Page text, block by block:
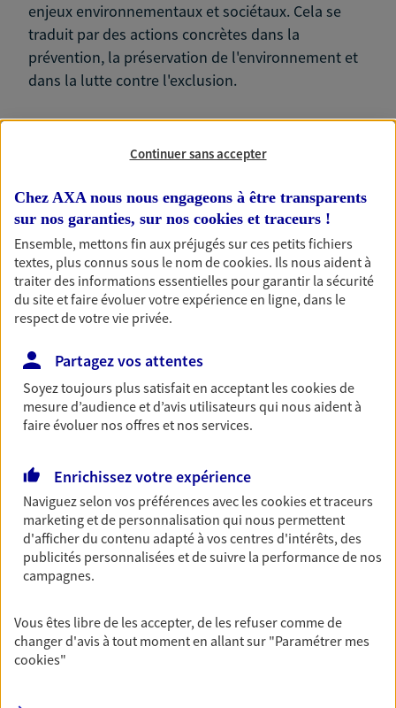
enjeux environnementaux et sociétaux. Cela se
traduit par des actions concrètes dans la
prévention, la préservation de l'environnement et
dans la lutte contre l'exclusion.
Nos expertises
Accompagner les
professionnels et les
entreprises
Comme vous, nous sommes des indépendants. Nous
bâtissons ensemble des solutions cohérentes pour
protéger votre activité, vos collaborateurs... mais aussi
vous-même et votre famille.
Accompagner vos projets de
vie
Achat immobilier, installation, départ à la retraite…
Autant de moments de vie qui nécessitent des solutions
d'assurance et d'épargne. Recevez un conseil d'expert
cohérent avec vos besoins
Vous aider à constituer une
Continuer sans accepter
Chez AXA nous nous engageons à être transparents
sur nos garanties, sur nos cookies et traceurs !
Ensemble, mettons fin aux préjugés sur ces petits fichiers
textes, plus connus sous le nom decookies. Ils nous aident à
traiter des informations essentielles pour garantir la sécurité
du site et faire évoluer votre expérience en ligne, dans le
respect de votre vie privée.
Partagez vos attentes
Soyez toujours plus satisfait en acceptant lescookiesde
mesure d’audience et d’avis utilisateurs qui nous aident à
faire évoluer nos offres et nos services.
Enrichissez votre expérience
Naviguez selon vos préférences avec lescookies et traceurs
marketing et de personnalisation qui nous permettent
d'afficher du contenu adapté à vos centres d'intérêts, des
publicités personnalisées et de suivre la performance de nos
campagnes.
Vous êtes libre de les accepter, de les refuser comme de
changer d'avis à tout moment en allant sur "Paramétrer mes
cookies"